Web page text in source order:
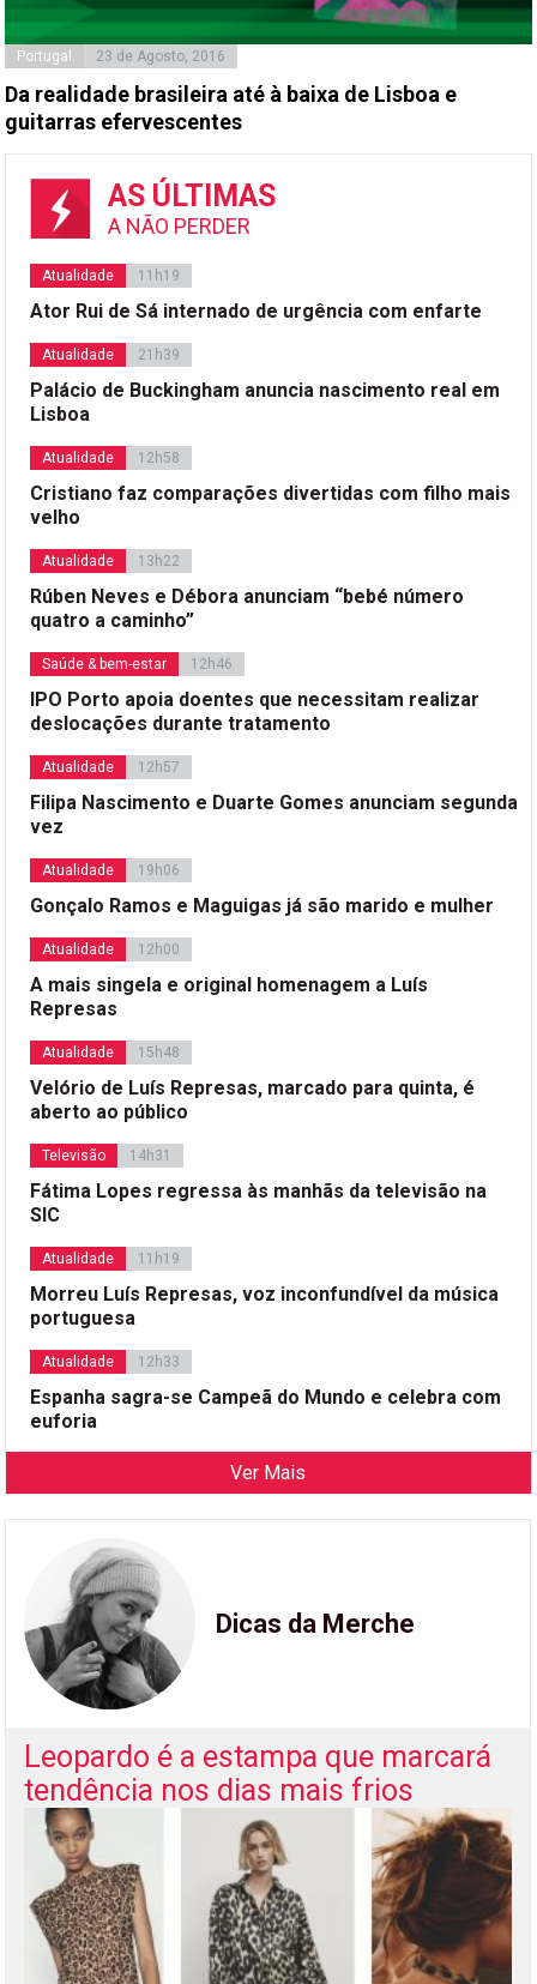
Portugal 23 de Agosto, 2016
Da realidade brasileira até à baixa de Lisboa e
guitarras efervescentes
AS ÚLTIMAS
A NÃO PERDER
Atualidade 11h19
Ator Rui de Sá internado de urgência com enfarte
Atualidade 21h39
Palácio de Buckingham anuncia nascimento real em
Lisboa
Atualidade 12h58
Cristiano faz comparações divertidas com filho mais
velho
Atualidade 13h22
Rúben Neves e Débora anunciam “bebé número
quatro a caminho”
Saúde & bem-estar 12h46
IPO Porto apoia doentes que necessitam realizar
deslocações durante tratamento
Atualidade 12h57
Filipa Nascimento e Duarte Gomes anunciam segunda
vez
Atualidade 19h06
Gonçalo Ramos e Maguigas já são marido e mulher
Atualidade 12h00
A mais singela e original homenagem a Luís
Represas
Atualidade 15h48
Velório de Luís Represas, marcado para quinta, é
aberto ao público
Televisão 14h31
Fátima Lopes regressa às manhãs da televisão na
SIC
Atualidade 11h19
Morreu Luís Represas, voz inconfundível da música
portuguesa
Atualidade 12h33
Espanha sagra-se Campeã do Mundo e celebra com
euforia
Ver Mais
Dicas da Merche
Leopardo é a estampa que marcará
tendência nos dias mais frios